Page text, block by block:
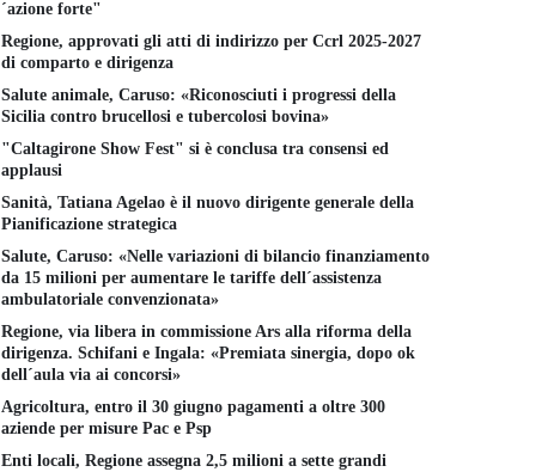
´azione forte"
Regione, approvati gli atti di indirizzo per Ccrl 2025-2027
di comparto e dirigenza
Salute animale, Caruso: «Riconosciuti i progressi della
Sicilia contro brucellosi e tubercolosi bovina»
"Caltagirone Show Fest" si è conclusa tra consensi ed
applausi
Sanità, Tatiana Agelao è il nuovo dirigente generale della
Pianificazione strategica
Salute, Caruso: «Nelle variazioni di bilancio finanziamento
da 15 milioni per aumentare le tariffe dell´assistenza
ambulatoriale convenzionata»
Regione, via libera in commissione Ars alla riforma della
dirigenza. Schifani e Ingala: «Premiata sinergia, dopo ok
dell´aula via ai concorsi»
Agricoltura, entro il 30 giugno pagamenti a oltre 300
aziende per misure Pac e Psp
Enti locali, Regione assegna 2,5 milioni a sette grandi